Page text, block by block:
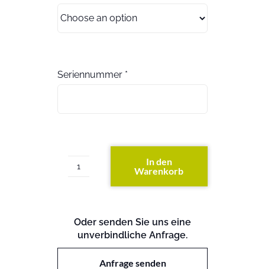
Seriennummer *
ETERNUS
Festplatten)
Menge
In den
Warenkorb
Oder senden Sie uns eine
unverbindliche Anfrage.
Anfrage senden